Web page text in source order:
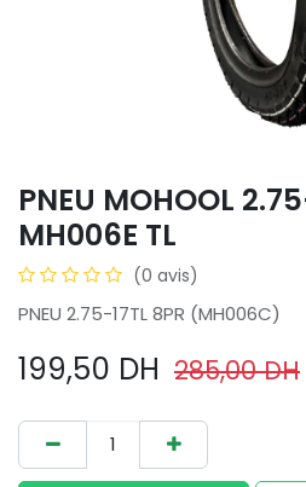
PNEU MOHOOL
MH006E TL
(0 avis)
PNEU 2.75-17TL 8PR (MH006C)
199,50 DH 285,00DH